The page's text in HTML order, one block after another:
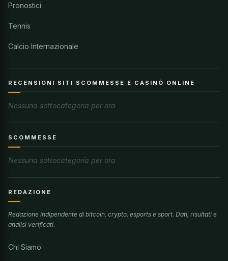
Pronostici
Tennis
Calcio Internazionale
RECENSIONI SITI SCOMMESSE E CASINÒ ONLINE
Nessuna sottocategoria per ora
SCOMMESSE
Nessuna sottocategoria per ora
REDAZIONE
Redazione indipendente di bitcoin, crypto, esports e sport. Dati, risultati e
analisi verificati.
Chi Siamo